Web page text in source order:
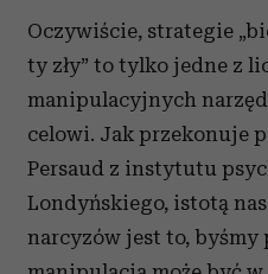
Oczywiście, strategie
ty zły” to tylko jedne z
manipulacyjnych
celowi. Jak przekonuje
Persaud z instytutu
Londyńskiego, istotą
narcyzów jest to, byśmy